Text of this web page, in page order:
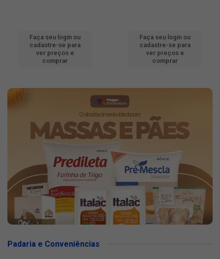
Faça seu login ou
cadastre-se para
ver preços e
comprar
Faça seu login ou
cadastre-se para
ver preços e
comprar
Padaria e Conveniências